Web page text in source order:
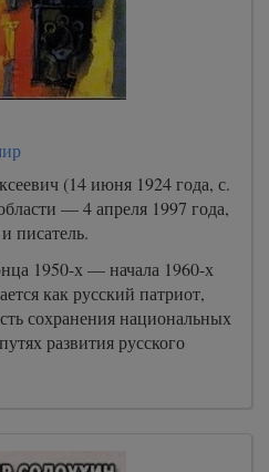
(14 июня 1924 года, с.
— 4 апреля 1997 года,
писатель.
1950-х — начала 1960-х
как русский патриот,
сохранения национальных
развития русского